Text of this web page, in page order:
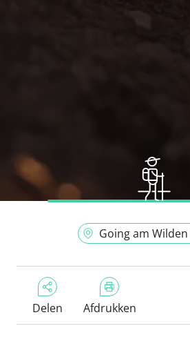
Going am
Delen Afdrukken